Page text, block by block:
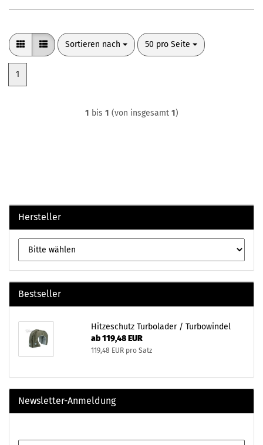
Sortieren nach
Sortieren nach 50 pro Seite
pro Seite
1
1 bis 1 (von insgesamt 1)
Hersteller
Bestseller
Hitzeschutz Turbolader / Turbowindel
ab 119,48 EUR
119,48 EUR pro Satz
Newsletter-Anmeldung